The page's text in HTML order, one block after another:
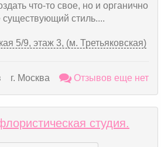
что-то свое, но и органично
существующий стиль....
5/9, этаж 3, (м. Третьяковская)
г. Москва Отзывов еще нет
студия.